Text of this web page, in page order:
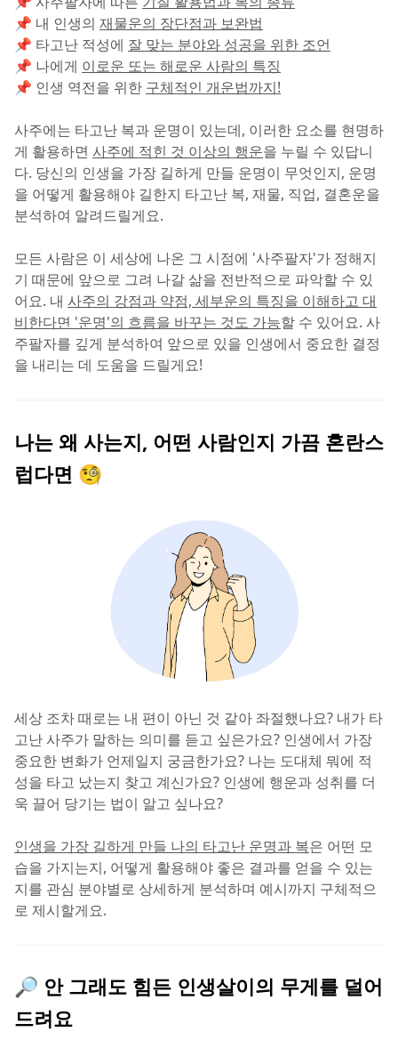
📌 내 인생의 재물운의 장단점과 보완법
📌 타고난 적성에 잘 맞는 분야와 성공을 위한 조언
📌 나에게 이로운 또는 해로운 사람의 특징
📌 인생 역전을 위한 구체적인 개운법까지!
사주에는 타고난 복과 운명이 있는데, 이러한 요소를 현명하
게 활용하면 사주에 적힌 것 이상의 행운을 누릴 수 있답니
다. 당신의 인생을 가장 길하게 만들 운명이 무엇인지, 운명
을 어떻게 활용해야 길한지 타고난 복, 재물, 직업, 결혼운을
분석하여 알려드릴게요.
모든 사람은 이 세상에 나온 그 시점에 '사주팔자'가 정해지
기 때문에 앞으로 그려 나갈 삶을 전반적으로 파악할 수 있
어요. 내 사주의 강점과 약점, 세부운의 특징을 이해하고 대
비한다면 '운명'의 흐름을 바꾸는 것도 가능할 수 있어요. 사
주팔자를 깊게 분석하여 앞으로 있을 인생에서 중요한 결정
을 내리는 데 도움을 드릴게요!
나는 왜 사는지, 어떤 사람인지 가끔 혼란스
럽다면 🧐
세상 조차 때로는 내 편이 아닌 것 같아 좌절했나요? 내가 타
고난 사주가 말하는 의미를 듣고 싶은가요? 인생에서 가장
중요한 변화가 언제일지 궁금한가요? 나는 도대체 뭐에 적
성을 타고 났는지 찾고 계신가요? 인생에 행운과 성취를 더
욱 끌어 당기는 법이 알고 싶나요?
인생을 가장 길하게 만들 나의 타고난 운명과 복은 어떤 모
습을 가지는지, 어떻게 활용해야 좋은 결과를 얻을 수 있는
지를 관심 분야별로 상세하게 분석하며 예시까지 구체적으
로 제시할게요.
🔎 안 그래도 힘든 인생살이의 무게를 덜어
드려요